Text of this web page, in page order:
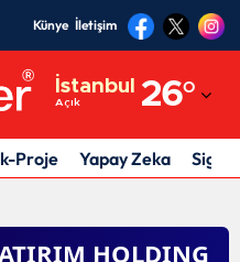
Künye İletişim
İstanbul
Açık 26°
Adıyaman
Afyonkarahisar
Amasya
Proje Yapay Zeka
HOLDING